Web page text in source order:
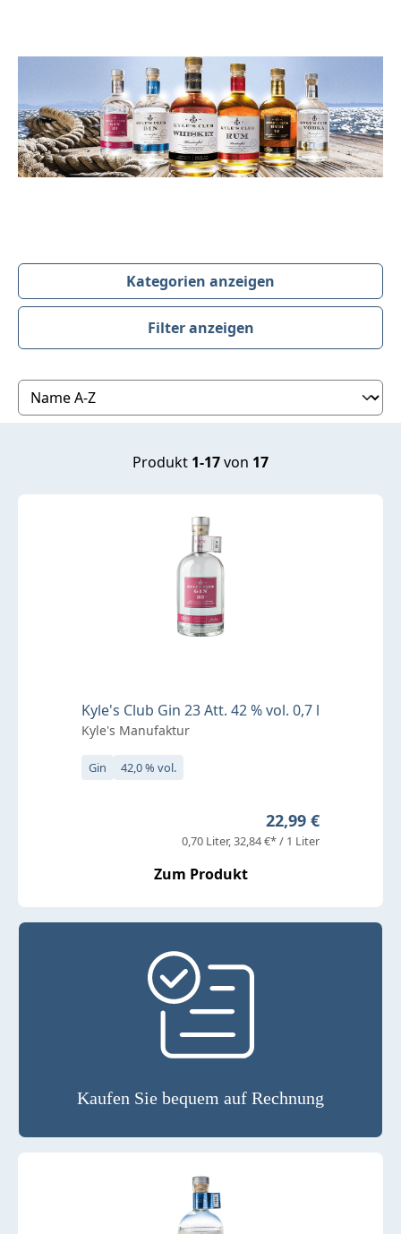
Kategorien anzeigen
Filter anzeigen
Produktübersicht
Produkt 1-17von 17
Kyle's Club Gin 23 Att. 42 % vol. 0,7 l
Kyle's Manufaktur
Gin 42,0 % vol.
Regulärer Preis:
22,99 €
0,70 Liter 32,84 €* / 1 Liter
Zum Produkt
Kaufen Sie bequem auf Rechnung